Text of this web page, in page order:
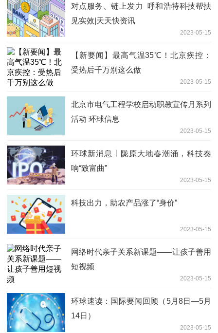
对点服务、链上发力 呼和浩特科技帮扶
见实效|天天快资讯
2023-05-15
【新要闻】最高气温35℃！北京疾控：
受热后千万别这么做
2023-05-15
北京市电气工程学校启动职教宣传月系列
活动 环球信息
2023-05-15
环球新消息丨陇原大地春潮涌，科技奏
响“致富曲”
2023-05-15
科技出力，助农产品涨了“身价”
2023-05-15
网络时代亲子关系新课题——让孩子善用
短视频
2023-05-15
环球速读：国际要闻回顾（5月8日—5月
14日）
2023-05-15